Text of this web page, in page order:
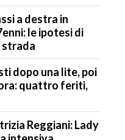
a destra in
le ipotesi di
strada
dopo una lite, poi
quattro feriti,
Reggiani: Lady